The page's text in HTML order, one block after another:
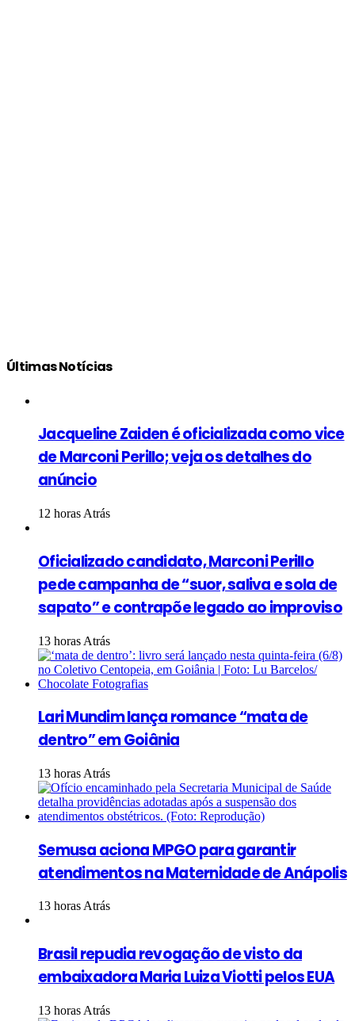
Últimas Notícias
Jacqueline Zaiden é oficializada como vice
de Marconi Perillo; veja os detalhes do
anúncio
12 horas Atrás
Oficializado candidato, Marconi Perillo
pede campanha de “suor, saliva e sola de
sapato” e contrapõe legado ao improviso
13 horas Atrás
Lari Mundim lança romance “mata de
dentro” em Goiânia
13 horas Atrás
Semusa aciona MPGO para garantir
atendimentos na Maternidade de Anápolis
13 horas Atrás
Brasil repudia revogação de visto da
embaixadora Maria Luiza Viotti pelos EUA
13 horas Atrás